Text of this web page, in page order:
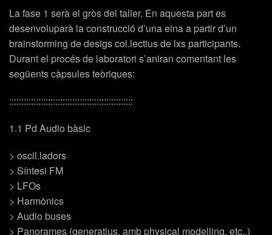
La fase 1 serà el gròs del taller. En aquesta part es
desenvoluparà la construcció d’una eina a partir d’un
brainstorming de desigs col.lectius de lxs participants.
Durant el procés de laboratori s’aniran comentant les
següents càpsules teòriques:
:::::::::::::::::::::::::::::::::::::::::::::::::::
1.1 Pd Audio bàsic
> oscil.ladors
> Síntesi FM
> LFOs
> Harmònics
> Audio buses
> Panorames (generatius, amb physical modelling, etc..)